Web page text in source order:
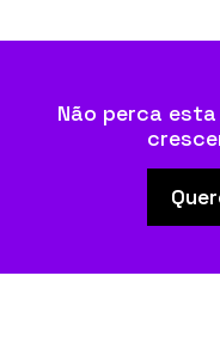
Não perca